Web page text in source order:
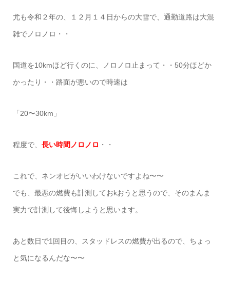
尤も令和２年の、１２月１４日からの大雪で、通勤道路は大混
雑でノロノロ・・
国道を10kmほど行くのに、ノロノロ止まって・・50分ほどか
かったり・・路面が悪いので時速は
「20〜30km」
程度で、 長い時間ノロノロ ・・
これで、ネンオピがいいわけないですよね〜〜
でも、最悪の燃費も計測しておkおうと思うので、そのまんま
実力で計測して後悔しようと思います。
あと数日で1回目の、スタッドレスの燃費が出るので、ちょっ
と気になるんだな〜〜